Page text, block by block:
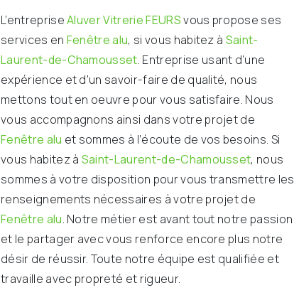
L’entrepriseAluver Vitrerie FEURSvous propose ses
services en Fenêtre alu, si vous habitez à Saint-
Laurent-de-Chamousset. Entreprise usant d’une
expérience et d’un savoir-faire de qualité, nous
mettons tout en oeuvre pour vous satisfaire. Nous
vous accompagnons ainsi dans votre projet de
Fenêtre alu et sommes à l’écoute de vos besoins. Si
vous habitez à Saint-Laurent-de-Chamousset, nous
sommes à votre disposition pour vous transmettre les
renseignements nécessaires à votre projet de
Fenêtre alu. Notre métier est avant tout notre passion
et le partager avec vous renforce encore plus notre
désir de réussir. Toute notre équipe est qualifiée et
travaille avec propreté et rigueur.